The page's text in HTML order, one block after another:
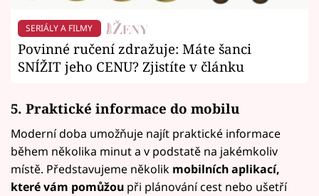
SERIÁLY A FILMY
Povinné ručení zdražuje: Máte šanci
SNÍŽIT jeho CENU? Zjistíte v článku
5. Praktické informace do mobilu
Moderní doba umožňuje najít praktické informace
během několika minut a v podstatě na jakémkoliv
místě. Představujeme několik mobilních aplikací,
které vám pomůžou při plánování cest nebo ušetří